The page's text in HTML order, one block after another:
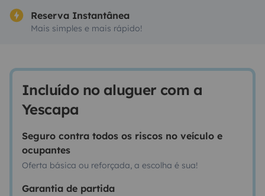
Reserva Instantânea
Mais simples e mais rápido!
Incluído no aluguer com a
Yescapa
Seguro contra todos os riscos no veículo e
ocupantes
Oferta básica ou reforçada, a escolha é sua!
Garantia de partida